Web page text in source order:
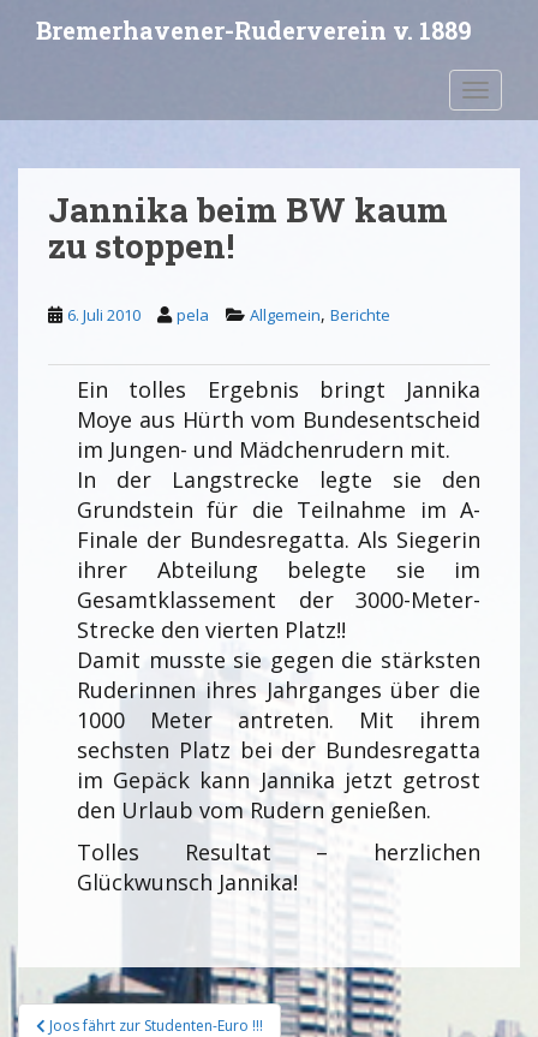
t
Bremerhavener-Ruderverein v. 1889
Toggle
Jannika beim BW kaum
zu stoppen!
6. Juli 2010 pela Allgemein, Berichte
Ein tolles Ergebnis bringt Jannika
Moye aus Hürth vom Bundesentscheid
im Jungen- und Mädchenrudern mit.
In der Langstrecke legte sie den
Grundstein für die Teilnahme im A-
Finale der Bundesregatta. Als Siegerin
ihrer Abteilung belegte sie im
Gesamtklassement der 3000-Meter-
Strecke den vierten Platz!!
Damit musste sie gegen die stärksten
Ruderinnen ihres Jahrganges über die
1000 Meter antreten. Mit ihrem
sechsten Platz bei der Bundesregatta
im Gepäck kann Jannika jetzt getrost
den Urlaub vom Rudern genießen.
Tolles Resultat – herzlichen
Glückwunsch Jannika!
Joos fährt zur Studenten-Euro !!!